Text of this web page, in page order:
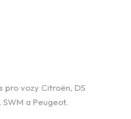
pro vozy Citroën, DS
a Peugeot.